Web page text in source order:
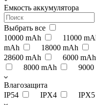
Емкость аккумулятора
Выбрать все
10000 mAh
11000
mAh
18000 mAh
28600 mAh
6000 mAh
8000 mAh
9000
Влагозащита
IP54
IPX4 IPX5